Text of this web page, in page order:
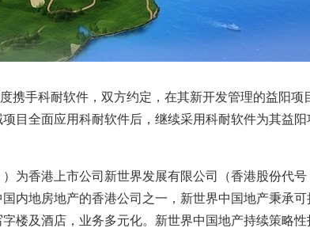
携手科耐软件，双方约定，在其新开发管理的益阳
目全面应用科耐软件后，继续采用科耐软件为其益
为香港上市公司新世界发展有限公司（香港股份代
内地房地产的香港公司之一，新世界中国地产秉承
楼及酒店，业务多元化。新世界中国地产持续策略